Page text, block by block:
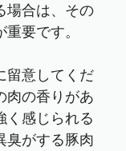
場合は、その
要です。
留意してくだ
肉の香りがあ
く感じられる
臭がする豚肉